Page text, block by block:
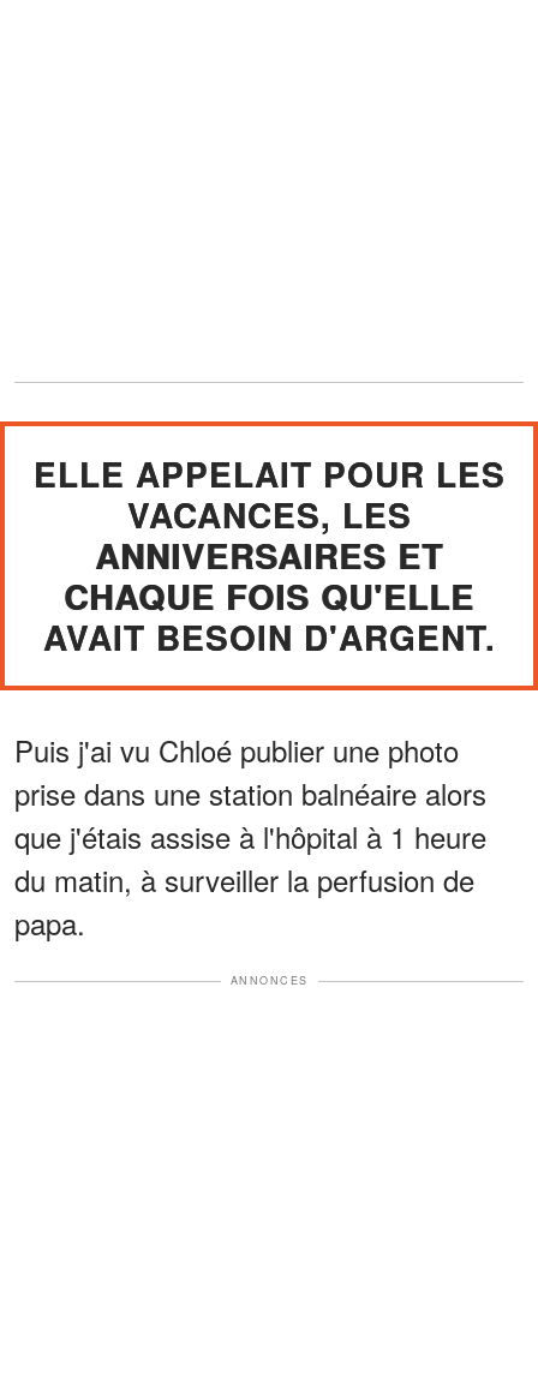
ELLE APPELAIT POUR LES
VACANCES, LES
ANNIVERSAIRES ET
CHAQUE FOIS QU'ELLE
AVAIT BESOIN D'ARGENT.
Puis j'ai vu Chloé publier une photo
prise dans une station balnéaire alors
que j'étais assise à l'hôpital à 1 heure
du matin, à surveiller la perfusion de
papa.
ANNONCES